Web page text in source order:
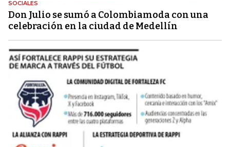
SOCIALES
Don Julio se sumó a Colombiamoda con una
celebración en la ciudad de Medellín